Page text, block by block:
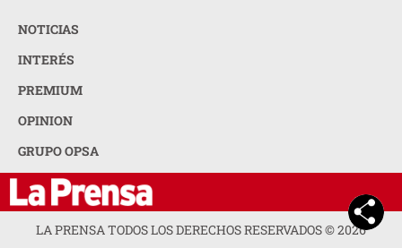
NOTICIAS
INTERÉS
PREMIUM
OPINION
GRUPO OPSA
LA PRENSA TODOS LOS DERECHOS RESERVADOS ©2026